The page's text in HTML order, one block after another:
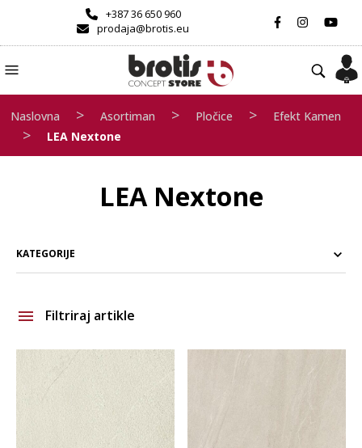
+387 36 650 960
prodaja@brotis.eu
Naslovna > Asortiman > Pločice > Efekt Kamen
> LEA Nextone
LEA Nextone
KATEGORIJE
Filtriraj artikle
Brand
Debljina